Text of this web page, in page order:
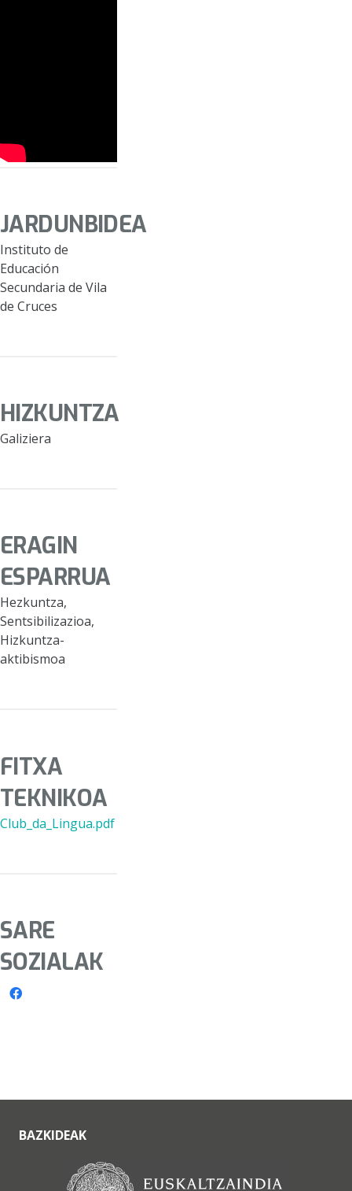
JARDUNBIDEA
Instituto de
Educación
Secundaria de Vila
de Cruces
HIZKUNTZA
Galiziera
ERAGIN
ESPARRUA
Hezkuntza,
Sentsibilizazioa,
Hizkuntza-
aktibismoa
FITXA
TEKNIKOA
Club_da_Lingua.pdf
SARE
SOZIALAK
BAZKIDEAK